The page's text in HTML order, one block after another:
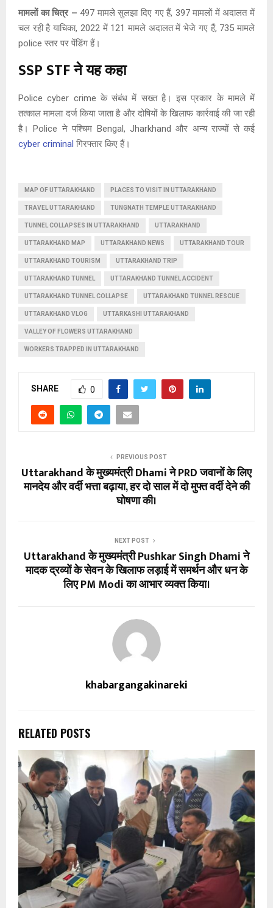
मामलों का चित्र – 497 मामले सुलझा दिए गए हैं, 397 मामलों में अदालत में
चल रही है याचिका, 2022 में 121 मामले अदालत में भेजे गए हैं, 735 मामले
police स्तर पर पेंडिंग हैं।
SSP STF ने यह कहा
Police cyber crime के संबंध में सख्त है। इस प्रकार के मामले में
तत्काल मामला दर्ज किया जाता है और दोषियों के खिलाफ कार्रवाई की जा रही
है। Police ने पश्चिम Bengal, Jharkhand और अन्य राज्यों से कई
cyber criminal गिरफ्तार किए हैं।
MAP OF UTTARAKHAND PLACES TO VISIT IN UTTARAKHAND
TRAVEL UTTARAKHAND TUNGNATH TEMPLE UTTARAKHAND
TUNNEL COLLAPSES IN UTTARAKHAND UTTARAKHAND
UTTARAKHAND MAP UTTARAKHAND NEWS UTTARAKHAND TOUR
UTTARAKHAND TOURISM UTTARAKHAND TRIP
UTTARAKHAND TUNNEL UTTARAKHAND TUNNEL ACCIDENT
UTTARAKHAND TUNNEL COLLAPSE UTTARAKHAND TUNNEL RESCUE
UTTARAKHAND VLOG UTTARKASHI UTTARAKHAND
VALLEY OF FLOWERS UTTARAKHAND
WORKERS TRAPPED IN UTTARAKHAND
SHARE 0
PREVIOUS POST
Uttarakhand के मुख्यमंत्री Dhami ने PRD जवानों के लिए
मानदेय और वर्दी भत्ता बढ़ाया, हर दो साल में दो मुफ्त वर्दी देने की
घोषणा की।
NEXT POST
Uttarakhand के मुख्यमंत्री Pushkar Singh Dhami ने
मादक द्रव्यों के सेवन के खिलाफ लड़ाई में समर्थन और धन के
लिए PM Modi का आभार व्यक्त किया।
khabargangakinareki
RELATED POSTS